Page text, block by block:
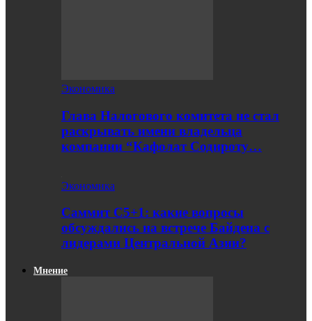
Экономика
Глава Налогового комитета не стал
раскрывать имени владельца
компании “Кафолат Содироту…
Экономика
Саммит С5+1: какие вопросы
обсуждались на встрече Байдена с
лидерами Центральной Азии?
Мнение